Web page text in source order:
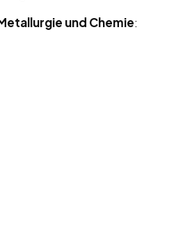
und Chemie: